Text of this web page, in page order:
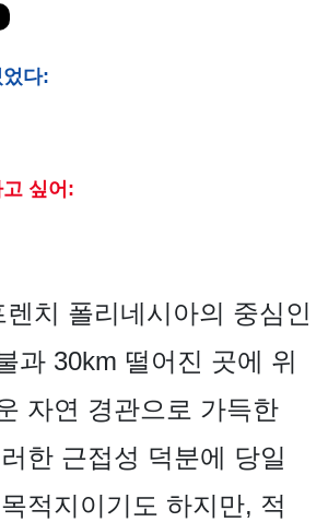
다:
싶어:
렌치 폴리네시아의 중심인
과 30km 떨어진 곳에 위
자연 경관으로 가득한
한 근접성 덕분에 당일
적지이기도 하지만, 적